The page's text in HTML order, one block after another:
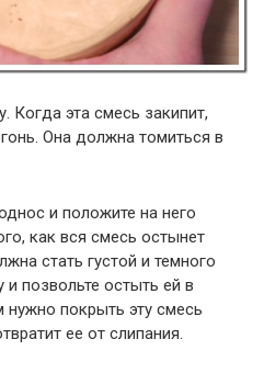
Когда эта смесь закипит,
Она должна томиться в
и положите на него
как вся смесь остынет
стать густой и темного
и позвольте остыть ей в
нужно покрыть эту смесь
ее от слипания.